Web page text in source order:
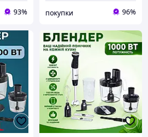
93% покупки 96%